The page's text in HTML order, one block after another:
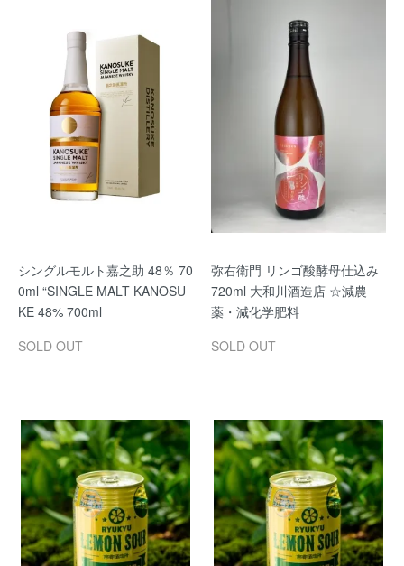
シングルモルト嘉之助 48％ 70
0ml “SINGLE MALT KANOSU
KE 48% 700ml
SOLD OUT
弥右衛門 リンゴ酸酵母仕込み
720ml 大和川酒造店 ☆減農
薬・減化学肥料
SOLD OUT